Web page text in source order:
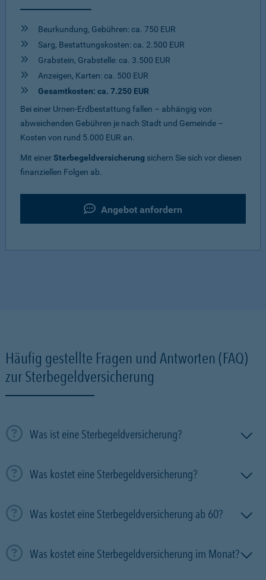
Beurkundung, Gebühren: ca. 750 EUR
Sarg, Bestattungskosten: ca. 2.500 EUR
Grabstein, Grabstelle: ca. 3.500 EUR
Anzeigen, Karten: ca. 500 EUR
Gesamtkosten: ca. 7.250 EUR
Bei einer Urnen-Erdbestattung fallen – abhängig von
abweichenden Gebühren je nach Stadt und Gemeinde –
Kosten von rund 5.000 EUR an.
Mit einerSterbegeldversicherung sichern Sie sich vor diesen
finanziellen Folgen ab.
Angebot anfordern
Häufig gestellte Fragen und Antworten (FAQ)
zur Sterbegeldversicherung
Was ist eine Sterbegeldversicherung?
Was kostet eine Sterbegeldversicherung?
Was kostet eine Sterbegeldversicherung ab 60?
Was kostet eine Sterbegeldversicherung im Monat?